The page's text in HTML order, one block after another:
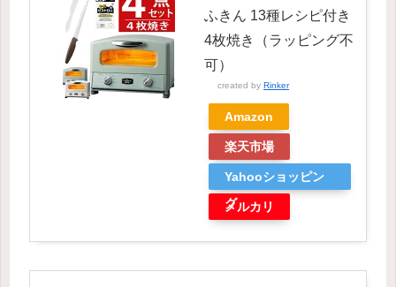
ふきん 13種レシピ付き
4枚焼き（ラッピング不
可）
created by Rinker
Amazon
楽天市場
Yahooショッピン
グ
メルカリ